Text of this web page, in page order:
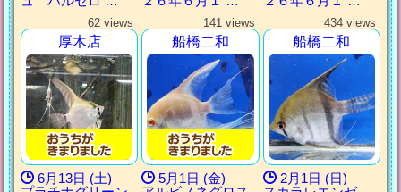
62 views
厚木店
6月13日 (土)
141 views
船橋二和
5月1日 (金)
434 views
船橋二和
2月1日 (日)